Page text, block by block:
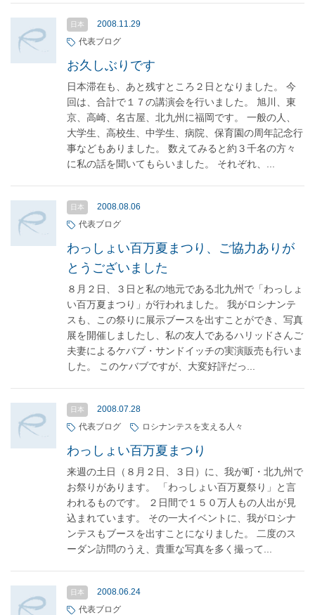
日本
2008.11.29
代表ブログ
お久しぶりです
日本滞在も、あと残すところ２日となりました。 今
回は、合計で１７の講演会を行いました。 旭川、東
京、高崎、名古屋、北九州に福岡です。 一般の人、
大学生、高校生、中学生、病院、保育園の周年記念行
事などもありました。 数えてみると約３千名の方々
に私の話を聞いてもらいました。 それぞれ、...
日本
2008.08.06
代表ブログ
わっしょい百万夏まつり、ご協力ありが
とうございました
８月２日、３日と私の地元である北九州で「わっしょ
い百万夏まつり」が行われました。 我がロシナンテ
スも、この祭りに展示ブースを出すことができ、写真
展を開催しましたし、私の友人であるハリッドさんご
夫妻によるケバブ・サンドイッチの実演販売も行いま
した。 このケバブですが、大変好評だっ...
日本
2008.07.28
代表ブログ
ロシナンテスを支える人々
わっしょい百万夏まつり
来週の土日（８月２日、３日）に、我が町・北九州で
お祭りがあります。 「わっしょい百万夏祭り」と言
われるものです。 ２日間で１５０万人もの人出が見
込まれています。 その一大イベントに、我がロシナ
ンテスもブースを出すことになりました。 二度のス
ーダン訪問のうえ、貴重な写真を多く撮って...
日本
2008.06.24
代表ブログ